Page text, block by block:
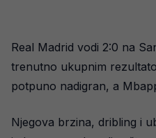
Real Madrid vodi 2:0 na
trenutno ukupnim
potpuno nadigran, a
Njegova brzina, dribling i